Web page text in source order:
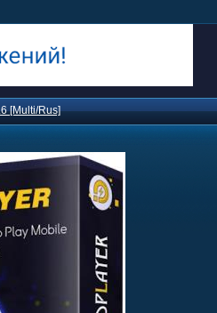
[Multi/Rus]